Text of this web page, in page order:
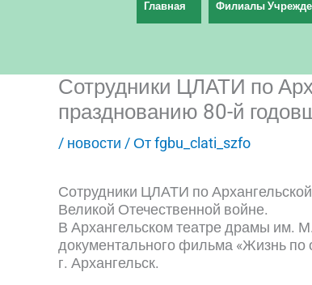
Главная Филиалы
Сотрудники ЦЛАТИ по
празднованию 80-й
/ новости / Отfgbu_clati_szfo
Сотрудники ЦЛАТИ по
Великой Отечественной войне.
В Архангельском театре драмы им.
документального фильма «Жизнь по
г. Архангельск.